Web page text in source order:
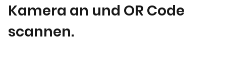
Kamera an und OR Code
scannen.